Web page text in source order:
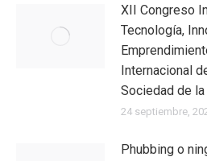
XII Congreso
Tecnología,
Internacional
Sociedad de la
24 septiembre,
Phubbing​ o